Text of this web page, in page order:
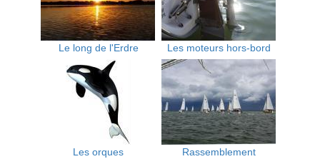
Le long de l'Erdre Les moteurs hors-bord
Les orques
Rassemblement